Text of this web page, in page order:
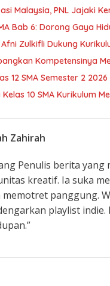
Malaysia, PNL Jajaki
Bab 6: Dorong Gaya
Zulkifli Dukung
Kompetensinya
12 SMA Semester 2
10 SMA Kurikulum
Zahirah
Penulis berita yang
kreatif. Ia suka
memotret panggung.
playlist indie.